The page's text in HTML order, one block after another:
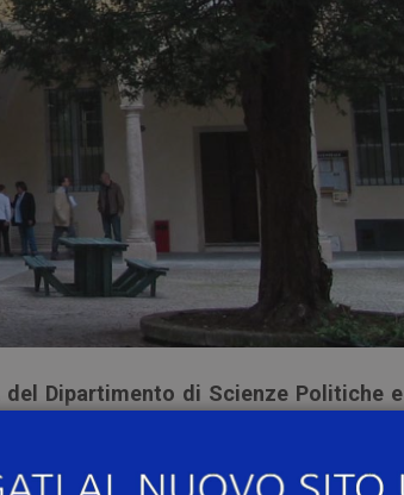
del Dipartimento di Scienze Politiche e